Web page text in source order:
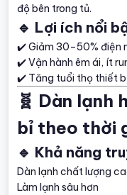
độ bên trong tủ.
🔹 Lợi ích nổi
✔️ Giảm 30–50% điện
✔️ Vận hành êm ái, ít
✔️ Tăng tuổi thọ thiết
🧬 Dàn lạnh
bỉ theo thời
🔹 Khả năng
Dàn lạnh chất lượng
Làm lạnh sâu hơn